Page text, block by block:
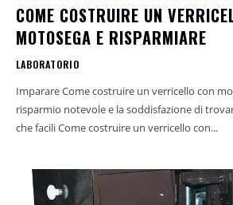
COME COSTRUIRE UN
MOTOSEGA E RISPARMIARE
LABORATORIO
Imparare Come costruire un verricello con
risparmio notevole e la soddisfazione di
che facili Come costruire un verricello con...